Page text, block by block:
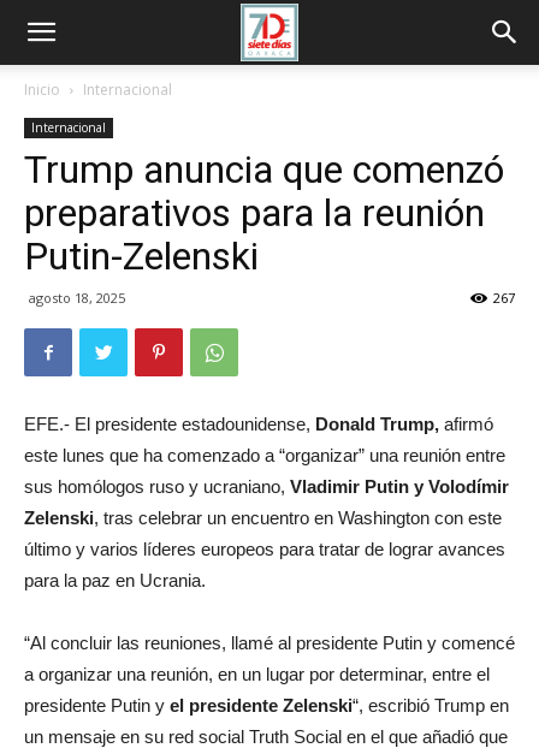
Inicio Internacional
Internacional
Trump anuncia que comenzó
preparativos para la reunión
Putin-Zelenski
agosto 18, 2025 267
EFE.- El presidente estadounidense, Donald Trump, afirmó
este lunes que ha comenzado a “organizar” una reunión entre
sus homólogos ruso y ucraniano, Vladimir Putin y Volodímir
Zelenski, tras celebrar un encuentro en Washington con este
último y varios líderes europeos para tratar de lograr avances
para la paz en Ucrania.
“Al concluir las reuniones, llamé al presidente Putin y comencé
a organizar una reunión, en un lugar por determinar, entre el
presidente Putin y el presidente Zelenski“, escribió Trump en
un mensaje en su red social Truth Social en el que añadió que